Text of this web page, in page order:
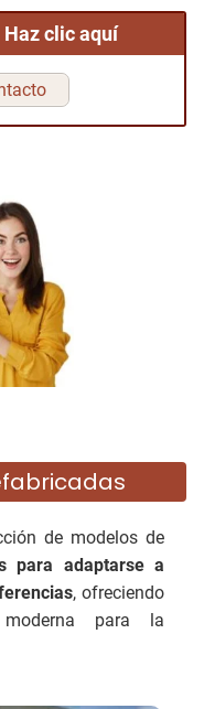
clic aquí
de modelos de
para adaptarse a
, ofreciendo
para la